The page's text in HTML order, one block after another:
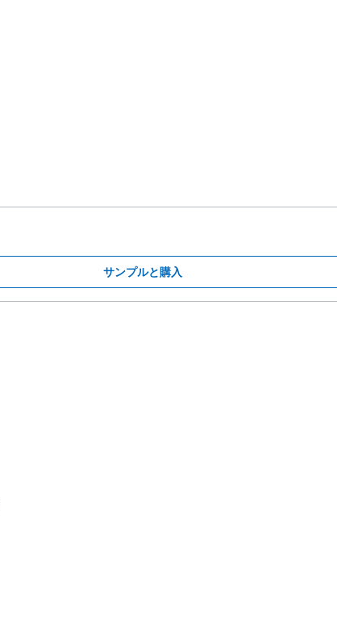
サンプルと購入